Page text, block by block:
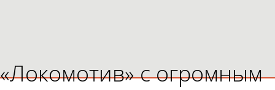
«Локомотив» с огромным